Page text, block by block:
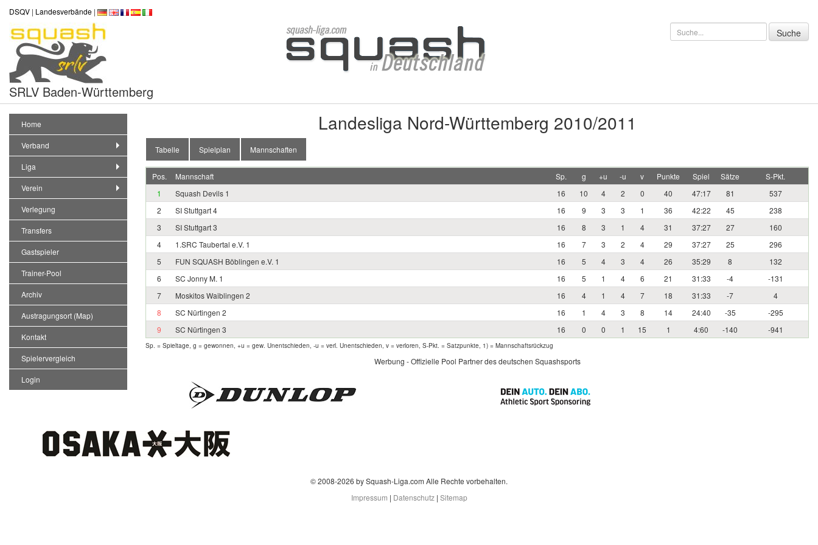
DSQV | Landesverbände |
SRLV Baden-Württemberg
Home
Verband
Liga
Verein
Verlegung
Transfers
Gastspieler
Trainer-Pool
Archiv
Austragungsort (Map)
Kontakt
Spielervergleich
Login
Landesliga Nord-Württemberg 2010/2011
Tabelle Spielplan Mannschaften
Pos. Mannschaft Sp. g +u -u v Punkte Spiel Sätze
S-Pkt.
1
Squash Devils 1 16 10 4 2 0 40 47:17 81
537
2
SI Stuttgart 4 16 9 3 3 1 36 42:22 45
238
3
SI Stuttgart 3 16 8 3 1 4 31 37:27 27
160
4
1.SRC Taubertal e.V. 1 16 7 3 2 4 29 37:27 25
296
5
FUN SQUASH Böblingen e.V. 1 16 5 4 3 4 26 35:29 8
132
6
SC Jonny M. 1 16 5 1 4 6 21 31:33 -4
-131
7
Moskitos Waiblingen 2 16 4 1 4 7 18 31:33 -7
4
8
SC Nürtingen 2 16 1 4 3 8 14 24:40 -35
-295
9
SC Nürtingen 3 16 0 0 1 15 1 4:60 -140 -941
Sp. = Spieltage, g = gewonnen, +u = gew. Unentschieden, -u = verl. Unentschieden, v = verloren, S-Pkt. = Satzpunkte, 1) = Mannschaftsrückzug
Werbung - Offizielle Pool Partner des deutschen Squashsports
© 2008-2026 by Squash-Liga.com Alle Rechte vorbehalten.
Impressum | Datenschutz| Sitemap